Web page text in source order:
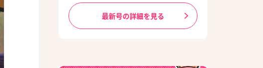
最新号の詳細を見る